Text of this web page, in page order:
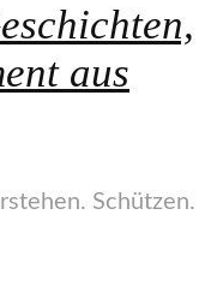
aus
Schützen.